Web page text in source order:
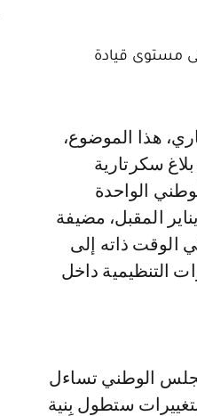
مستوى قيادة
سكرتارية
الواحدة
والثلاثين إلى ما بعد نهاية كأس إفريقيا للأمم، وتحديدا في 24 يناير المقبل، مضيفة
الوقت ذاته إلى
التنظيمية داخل
الوطني تساءل
ستطول بِنية